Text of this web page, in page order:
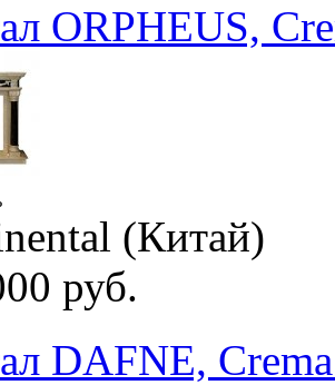
ORPHEUS,
(Китай)
руб.
DAFNE,